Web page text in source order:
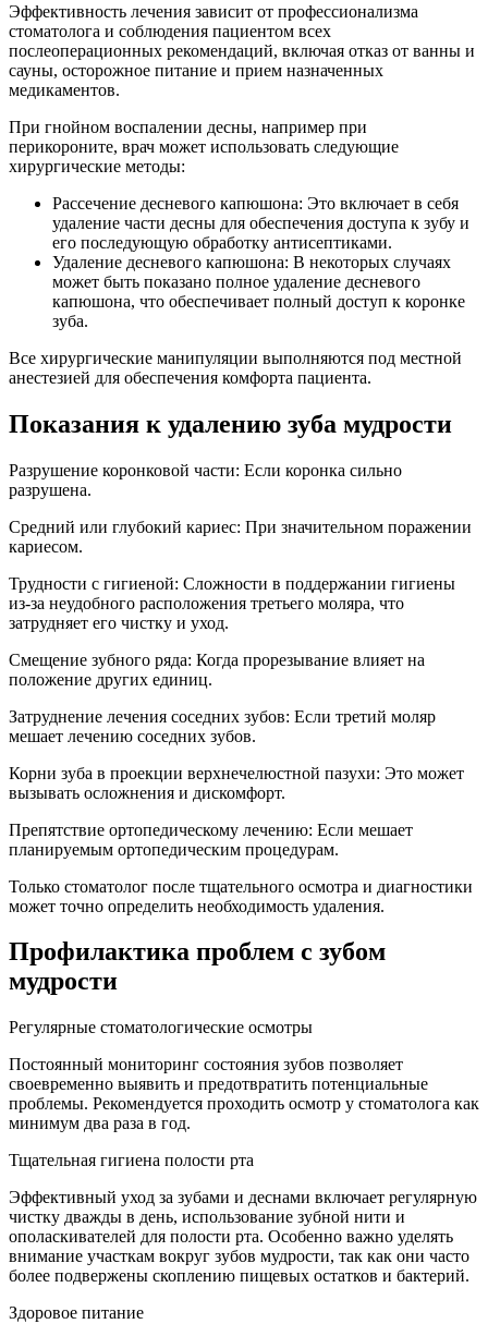
Эффективность лечения зависит от профессионализма
стоматолога и соблюдения пациентом всех
послеоперационных рекомендаций, включая отказ от ванны и
сауны, осторожное питание и прием назначенных
медикаментов.
При гнойном воспалении десны, например при
перикороните, врач может использовать следующие
хирургические методы:
Рассечение десневого капюшона: Это включает в себя
удаление части десны для обеспечения доступа к зубу и
его последующую обработку антисептиками.
Удаление десневого капюшона: В некоторых случаях
может быть показано полное удаление десневого
капюшона, что обеспечивает полный доступ к коронке
зуба.
Все хирургические манипуляции выполняются под местной
анестезией для обеспечения комфорта пациента.
Показания к удалению зуба мудрости
Разрушение коронковой части: Если коронка сильно
разрушена.
Средний или глубокий кариес: При значительном поражении
кариесом.
Трудности с гигиеной: Сложности в поддержании гигиены
из-за неудобного расположения третьего моляра, что
затрудняет его чистку и уход.
Смещение зубного ряда: Когда прорезывание влияет на
положение других единиц.
Затруднение лечения соседних зубов: Если третий моляр
мешает лечению соседних зубов.
Корни зуба в проекции верхнечелюстной пазухи: Это может
вызывать осложнения и дискомфорт.
Препятствие ортопедическому лечению: Если мешает
планируемым ортопедическим процедурам.
Только стоматолог после тщательного осмотра и диагностики
может точно определить необходимость удаления.
Профилактика проблем с зубом
мудрости
Регулярные стоматологические осмотры
Постоянный мониторинг состояния зубов позволяет
своевременно выявить и предотвратить потенциальные
проблемы. Рекомендуется проходить осмотр у стоматолога как
минимум два раза в год.
Тщательная гигиена полости рта
Эффективный уход за зубами и деснами включает регулярную
чистку дважды в день, использование зубной нити и
ополаскивателей для полости рта. Особенно важно уделять
внимание участкам вокруг зубов мудрости, так как они часто
более подвержены скоплению пищевых остатков и бактерий.
Здоровое питание